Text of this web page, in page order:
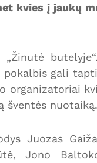
kvies į jaukų
gali
organizatoriai
šventės nuotaiką.
Juozas
Jono